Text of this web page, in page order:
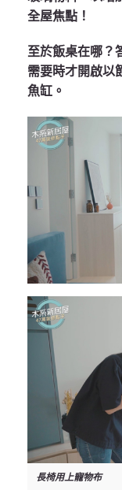
全屋焦點！
至於飯桌在哪？
需要時才開啟以
魚缸。
長椅用上寵物布